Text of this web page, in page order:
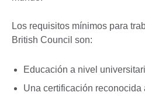
Los requisitos mínimos para
British Council son:
Educación a nivel
Una certificación reconocida